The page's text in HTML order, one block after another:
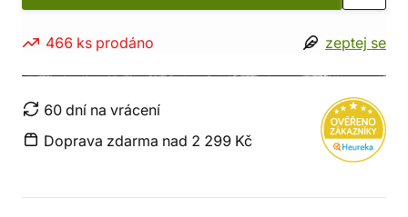
466 ks prodáno zeptej se
60 dní na vrácení
Doprava zdarma nad 2 299 Kč